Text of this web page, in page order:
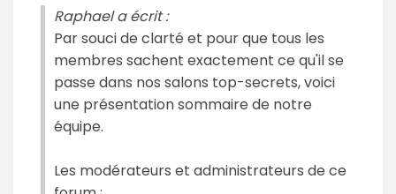
Raphael a écrit :
Par souci de clarté et pour que tous les
membres sachent exactement ce qu'il se
passe dans nos salons top-secrets, voici
une présentation sommaire de notre
équipe.
Les modérateurs et administrateurs de ce